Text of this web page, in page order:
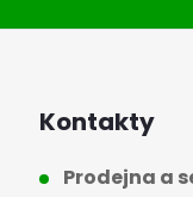
Kontakty
Prodejna a